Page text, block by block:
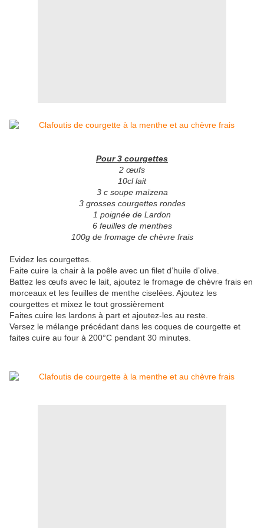
Pour 3 courgettes
2 œufs
10cl lait
3 c soupe maïzena
3 grosses courgettes rondes
1 poignée de Lardon
6 feuilles de menthes
100g de fromage de chèvre frais
Evidez les courgettes.
Faite cuire la chair à la poêle avec un filet d’huile d’olive.
Battez les œufs avec le lait, ajoutez le fromage de chèvre frais en
morceaux et les feuilles de menthe ciselées. Ajoutez les
courgettes et mixez le tout grossièrement
Faites cuire les lardons à part et ajoutez-les au reste.
Versez le mélange précédant dans les coques de courgette et
faites cuire au four à 200°C pendant 30 minutes.